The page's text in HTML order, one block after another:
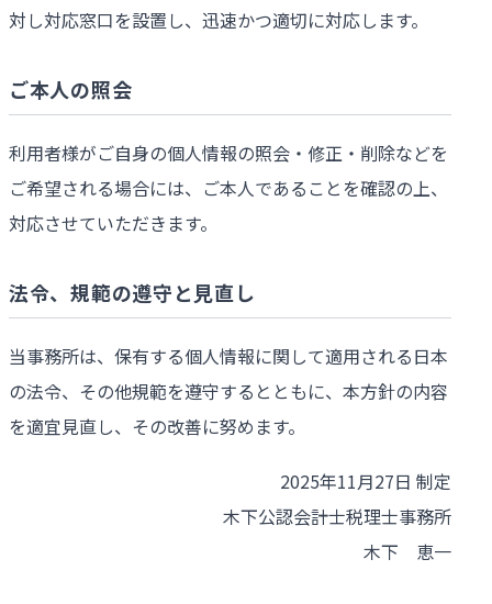
対し対応窓口を設置し、迅速かつ適切に対応します。
ご本人の照会
利用者様がご自身の個人情報の照会・修正・削除などを
ご希望される場合には、ご本人であることを確認の上、
対応させていただきます。
法令、規範の遵守と見直し
当事務所は、保有する個人情報に関して適用される日本
の法令、その他規範を遵守するとともに、本方針の内容
を適宜見直し、その改善に努めます。
2025年11月27日 制定
木下公認会計士税理士事務所
木下 恵一